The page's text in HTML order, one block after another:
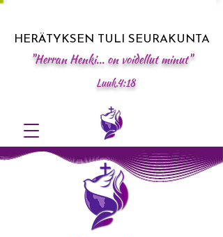
HERÄTYKSEN TULI SEURAKUNTA
"Herran Henki... on voidellut minut"
Luuk.4:18